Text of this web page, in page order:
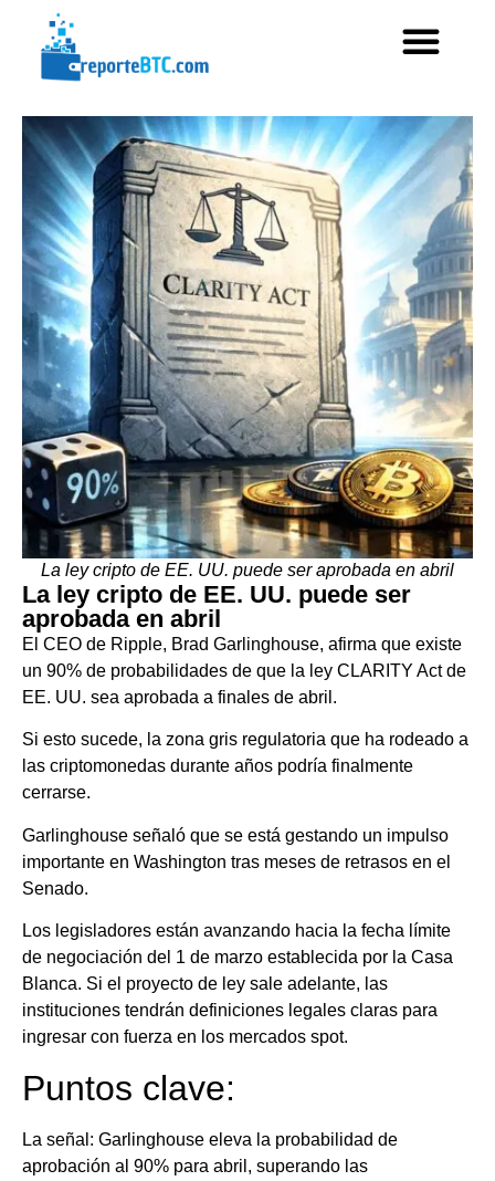
La ley cripto de EE. UU. puede ser aprobada en abril
La ley cripto de EE. UU. puede ser
aprobada en abril
El CEO de Ripple, Brad Garlinghouse, afirma que existe
un 90% de probabilidades de que la ley CLARITY Act de
EE. UU. sea aprobada a finales de abril.
Si esto sucede, la zona gris regulatoria que ha rodeado a
las criptomonedas durante años podría finalmente
cerrarse.
Garlinghouse señaló que se está gestando un impulso
importante en Washington tras meses de retrasos en el
Senado.
Los legisladores están avanzando hacia la fecha límite
de negociación del 1 de marzo establecida por la Casa
Blanca. Si el proyecto de ley sale adelante, las
instituciones tendrán definiciones legales claras para
ingresar con fuerza en los mercados spot.
Puntos clave:
La señal: Garlinghouse eleva la probabilidad de
aprobación al 90% para abril, superando las